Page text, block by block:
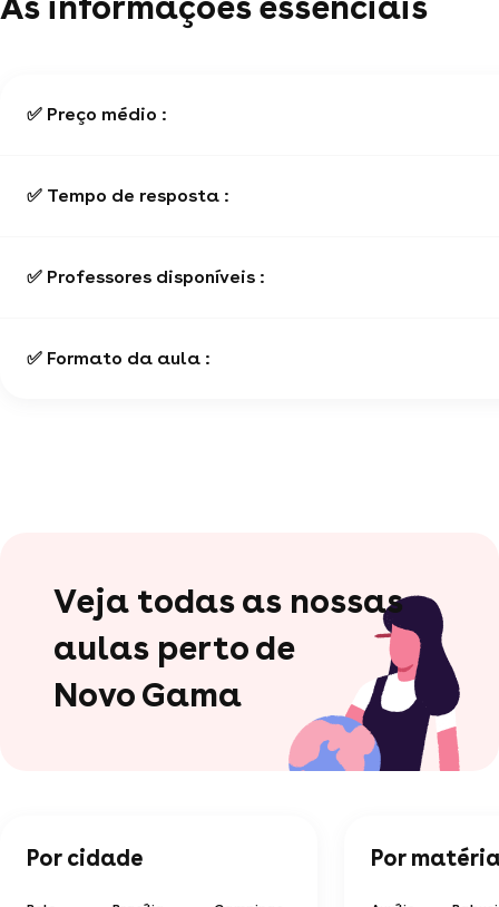
✅ Preço médio :
✅ Tempo de resposta :
✅ Professores disponíveis :
✅ Formato da aula :
Veja todas as nossas
aulas perto de
Novo Gama
Por cidade Por